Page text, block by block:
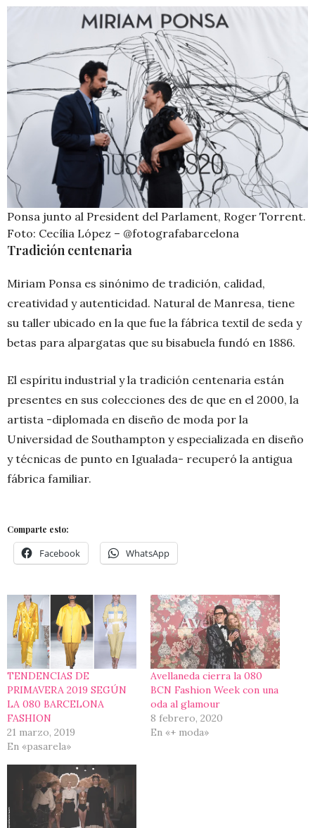
Ponsa junto al President del Parlament, Roger Torrent.
Foto: Cecília López – @fotografabarcelona
Tradición centenaria
Miriam Ponsa es sinónimo de tradición, calidad,
creatividad y autenticidad. Natural de Manresa, tiene
su taller ubicado en la que fue la fábrica textil de seda y
betas para alpargatas que su bisabuela fundó en 1886.
El espíritu industrial y la tradición centenaria están
presentes en sus colecciones des de que en el 2000, la
artista -diplomada en diseño de moda por la
Universidad de Southampton y especializada en diseño
y técnicas de punto en Igualada- recuperó la antigua
fábrica familiar.
Comparte esto:
Facebook WhatsApp
TENDENCIAS DE
PRIMAVERA 2019 SEGÚN
LA 080 BARCELONA
FASHION
21 marzo, 2019
En «pasarela»
Avellaneda cierra la 080
BCN Fashion Week con una
oda al glamour
8 febrero, 2020
En «+ moda»